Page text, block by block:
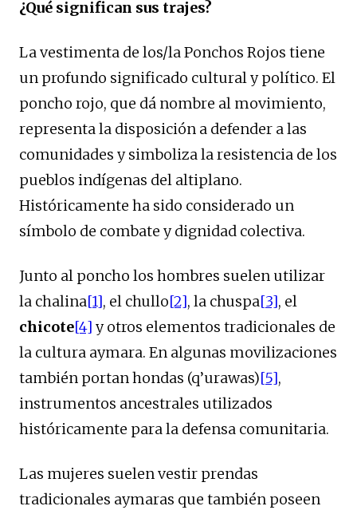
¿Qué significan sus trajes?
La vestimenta de los/la Ponchos Rojos tiene
un profundo significado cultural y político. El
poncho rojo, que dá nombre al movimiento,
representa la disposición a defender a las
comunidades y simboliza la resistencia de los
pueblos indígenas del altiplano.
Históricamente ha sido considerado un
símbolo de combate y dignidad colectiva.
Junto al poncho los hombres suelen utilizar
la chalina[1], el chullo[2], la chuspa[3], el
chicote[4] y otros elementos tradicionales de
la cultura aymara. En algunas movilizaciones
también portan hondas (q’urawas)[5],
instrumentos ancestrales utilizados
históricamente para la defensa comunitaria.
Las mujeres suelen vestir prendas
tradicionales aymaras que también poseen